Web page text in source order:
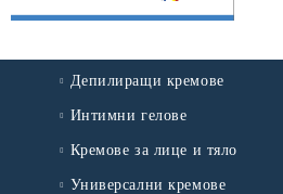
Депилиращи кремове
Интимни гелове
Кремове за лице и тяло
Универсални кремове